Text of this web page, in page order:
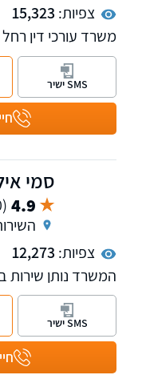
צפיות: 15,323
משרד עורכי דין
הגנה משפטית מקיפה
התעבורה והמשפט
מקצועי וליווי אישי
לאורך כל שעות
SMS ישיר
סמי
4.9 (30 ממליצים)
צפיות: 12,273
המשרד נותן
לרבות בתי הדין
וכל הערכאות של
ראש התביעה
משרד פרטי העוסק
SMS ישיר